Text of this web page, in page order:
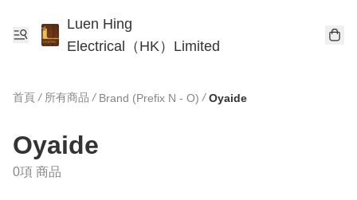
Luen Hing
Electrical（HK）Limited
首頁 / 所有商品 / Brand (Prefix N - O) / Oyaide
Oyaide
0項 商品